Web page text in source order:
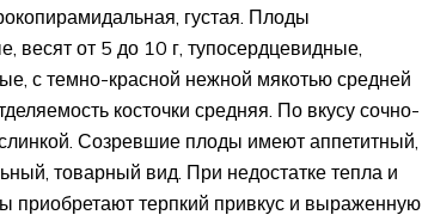
густая. Плоды
весят от 5 до 10 г, тупосердцевидные,
с темно-красной нежной мякотью средней
косточки средняя. По вкусу сочно-
Созревшие плоды имеют аппетитный,
товарный вид. При недостатке тепла и
приобретают терпкий привкус и выраженную